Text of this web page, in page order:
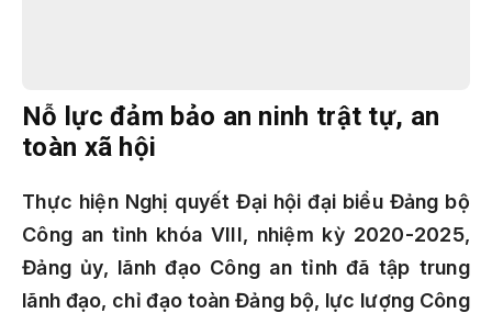
Nỗ lực đảm bảo an ninh trật tự, an
toàn xã hội
Thực hiện Nghị quyết Đại hội đại biểu Đảng bộ
Công an tỉnh khóa VIII, nhiệm kỳ 2020-2025,
Đảng ủy, lãnh đạo Công an tỉnh đã tập trung
lãnh đạo, chỉ đạo toàn Đảng bộ, lực lượng Công